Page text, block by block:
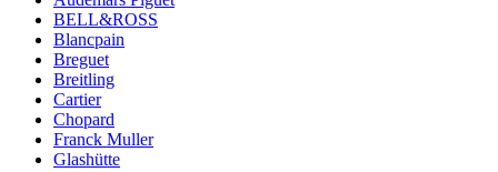
BELL&ROSS
Blancpain
Breguet
Breitling
Cartier
Chopard
Franck Muller
Glashütte